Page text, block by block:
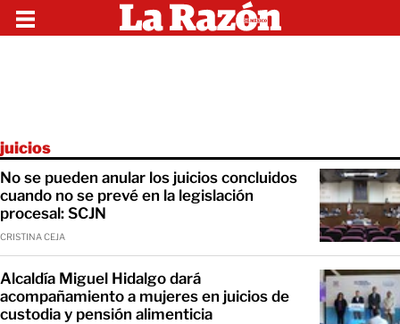
juicios
No se pueden anular los juicios concluidos
cuando no se prevé en la legislación
procesal: SCJN
CRISTINA CEJA
Alcaldía Miguel Hidalgo dará
acompañamiento a mujeres en juicios de
custodia y pensión alimenticia